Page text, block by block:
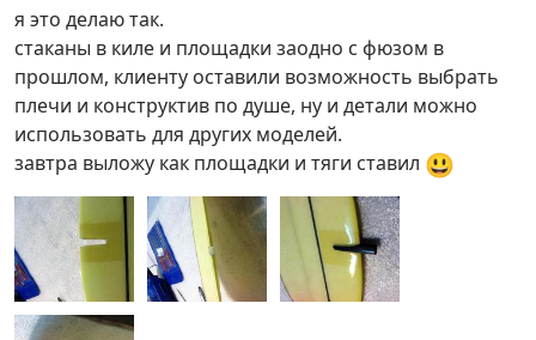
я это делаю так.
стаканы в киле и площадки заодно с фюзом в
прошлом, клиенту оставили возможность выбрать
плечи и конструктив по душе, ну и детали можно
использовать для других моделей.
завтра выложу как площадки и тяги ставил 😃